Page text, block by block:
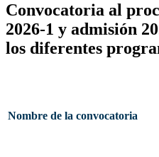
Convocatoria al
2026-1 y admisión
los diferentes
Nombre de la convocatoria